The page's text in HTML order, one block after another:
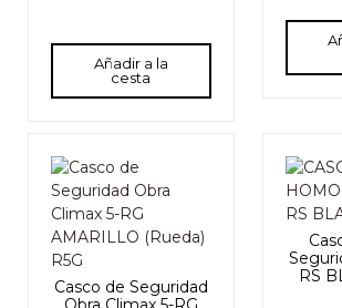
Añadir a la
cesta
Casco de Seguridad
RS